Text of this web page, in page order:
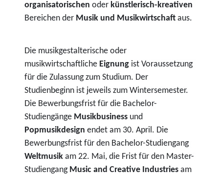
organisatorischen oder künstlerisch-kreativen
Bereichen der Musik und Musikwirtschaft aus.
Die musikgestalterische oder
musikwirtschaftliche Eignung ist Voraussetzung
für die Zulassung zum Studium. Der
Studienbeginn ist jeweils zum Wintersemester.
Die Bewerbungsfrist für die Bachelor-
Studiengänge Musikbusiness und
Popmusikdesign endet am 30. April. Die
Bewerbungsfrist für den Bachelor-Studiengang
Weltmusik am 22. Mai, die Frist für den Master-
Studiengang Music and Creative Industries am